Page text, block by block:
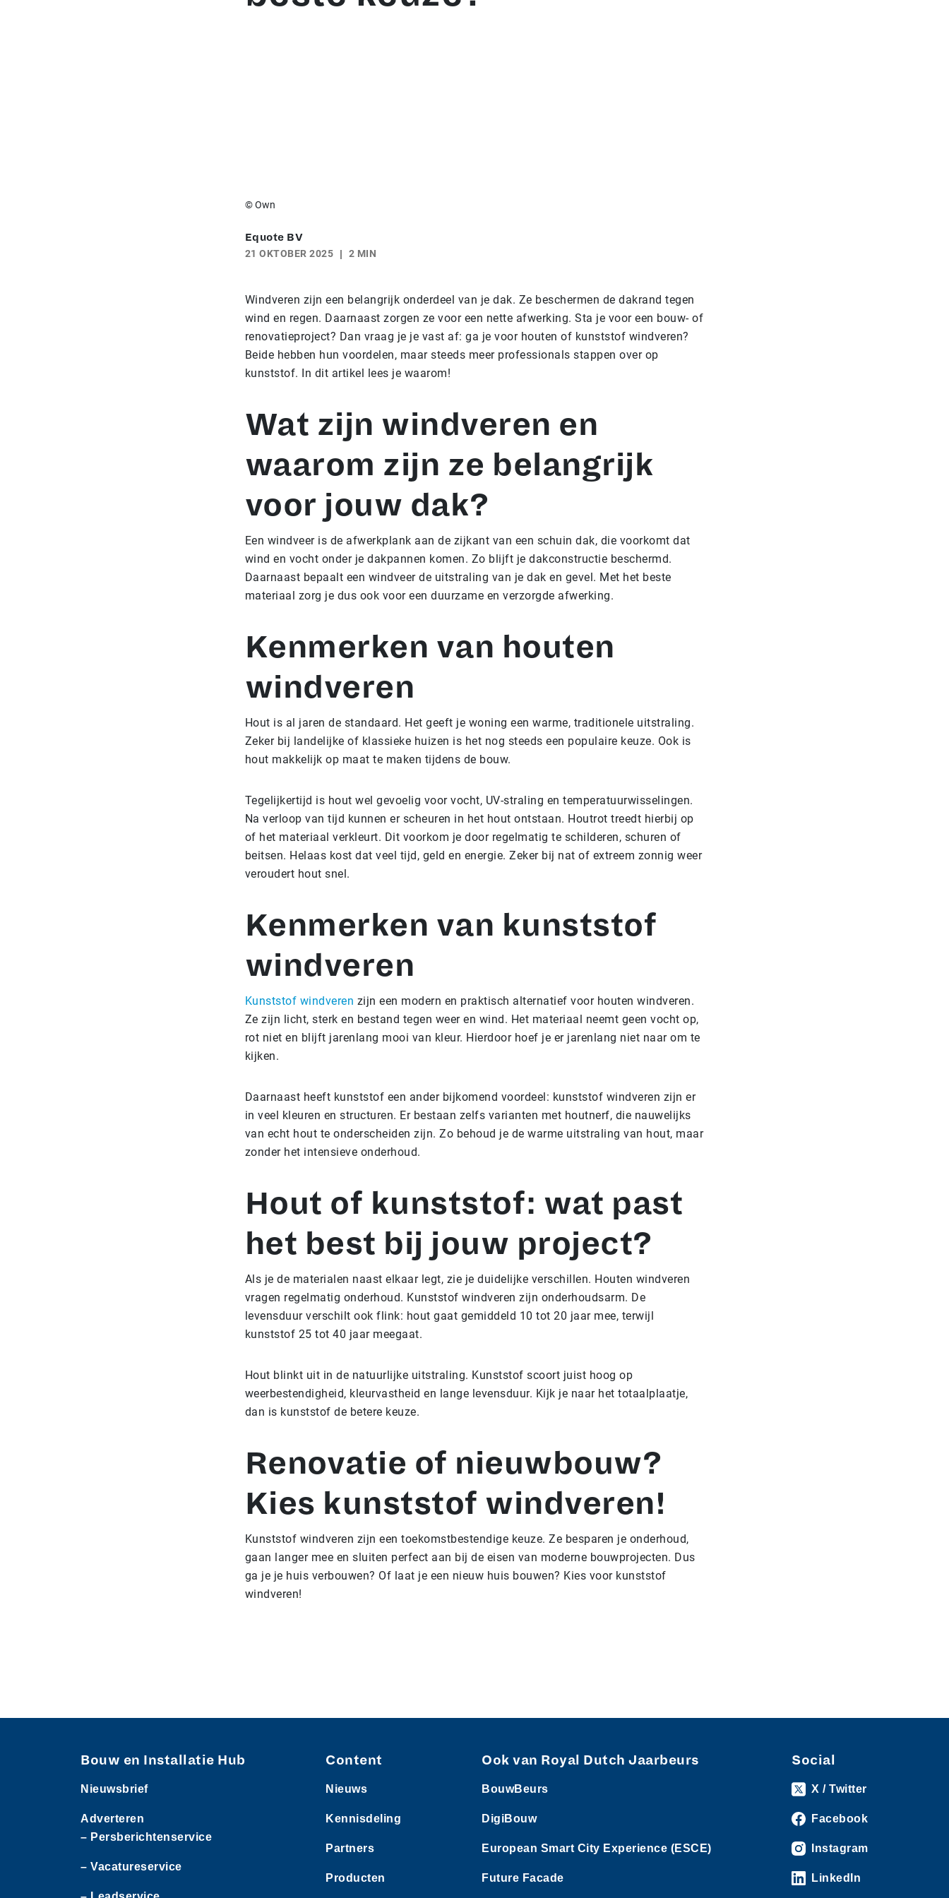
© Own
Equote BV
21 OKTOBER 2025
2 MIN
Windveren zijn een belangrijk onderdeel van je dak. Ze beschermen de dakrand tegen
wind en regen. Daarnaast zorgen ze voor een nette afwerking. Sta je voor een bouw- of
renovatieproject? Dan vraag je je vast af: ga je voor houten of kunststof windveren?
Beide hebben hun voordelen, maar steeds meer professionals stappen over op
kunststof. In dit artikel lees je waarom!
Wat zijn windveren en
waarom zijn ze belangrijk
voor jouw dak?
Een windveer is de afwerkplank aan de zijkant van een schuin dak, die voorkomt dat
wind en vocht onder je dakpannen komen. Zo blijft je dakconstructie beschermd.
Daarnaast bepaalt een windveer de uitstraling van je dak en gevel. Met het beste
materiaal zorg je dus ook voor een duurzame en verzorgde afwerking.
Kenmerken van houten
windveren
Hout is al jaren de standaard. Het geeft je woning een warme, traditionele uitstraling.
Zeker bij landelijke of klassieke huizen is het nog steeds een populaire keuze. Ook is
hout makkelijk op maat te maken tijdens de bouw.
Tegelijkertijd is hout wel gevoelig voor vocht, UV-straling en temperatuurwisselingen.
Na verloop van tijd kunnen er scheuren in het hout ontstaan. Houtrot treedt hierbij op
of het materiaal verkleurt. Dit voorkom je door regelmatig te schilderen, schuren of
beitsen. Helaas kost dat veel tijd, geld en energie. Zeker bij nat of extreem zonnig weer
veroudert hout snel.
Kenmerken van kunststof
windveren
Kunststof windveren zijn een modern en praktisch alternatief voor houten windveren.
Ze zijn licht, sterk en bestand tegen weer en wind. Het materiaal neemt geen vocht op,
rot niet en blijft jarenlang mooi van kleur. Hierdoor hoef je er jarenlang niet naar om te
kijken.
Daarnaast heeft kunststof een ander bijkomend voordeel: kunststof windveren zijn er
in veel kleuren en structuren. Er bestaan zelfs varianten met houtnerf, die nauwelijks
van echt hout te onderscheiden zijn. Zo behoud je de warme uitstraling van hout, maar
zonder het intensieve onderhoud.
Hout of kunststof: wat past
het best bij jouw project?
Als je de materialen naast elkaar legt, zie je duidelijke verschillen. Houten windveren
vragen regelmatig onderhoud. Kunststof windveren zijn onderhoudsarm. De
levensduur verschilt ook flink: hout gaat gemiddeld 10 tot 20 jaar mee, terwijl
kunststof 25 tot 40 jaar meegaat.
Hout blinkt uit in de natuurlijke uitstraling. Kunststof scoort juist hoog op
weerbestendigheid, kleurvastheid en lange levensduur. Kijk je naar het totaalplaatje,
dan is kunststof de betere keuze.
Renovatie of nieuwbouw?
Kies kunststof windveren!
Kunststof windveren zijn een toekomstbestendige keuze. Ze besparen je onderhoud,
gaan langer mee en sluiten perfect aan bij de eisen van moderne bouwprojecten. Dus
ga je je huis verbouwen? Of laat je een nieuw huis bouwen? Kies voor kunststof
windveren!
Bouw en Installatie Hub
Nieuwsbrief
Adverteren
– Persberichtenservice
– Vacatureservice
Content
Nieuws
Kennisdeling
Partners
Producten
Ook van Royal Dutch Jaarbeurs
BouwBeurs
DigiBouw
European Smart City Experience (ESCE)
Future Facade
Social
X / Twitter
Facebook
Instagram
LinkedIn